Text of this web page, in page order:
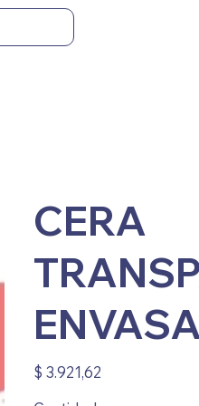
CERA
Precio
$ 3.921,62